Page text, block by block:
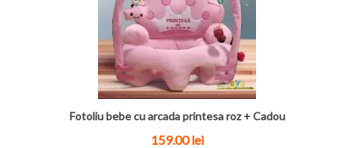
Fotoliu bebe cu arcada printesa roz + Cadou
159.00 lei